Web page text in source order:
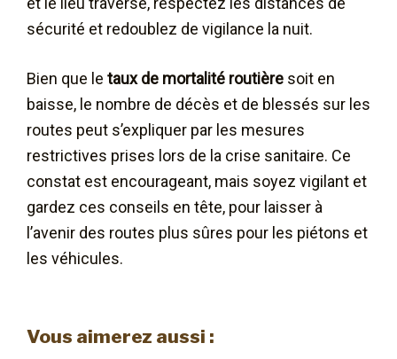
sécurité et redoublez de vigilance la nuit.
Bien que le taux de mortalité routière soit en
baisse, le nombre de décès et de blessés sur les
routes peut s’expliquer par les mesures
restrictives prises lors de la crise sanitaire. Ce
constat est encourageant, mais soyez vigilant et
gardez ces conseils en tête, pour laisser à
l’avenir des routes plus sûres pour les piétons et
les véhicules.
Vous aimerez aussi :